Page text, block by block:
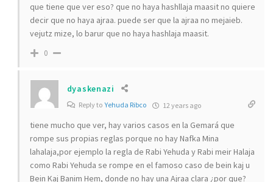
que tiene que ver eso? que no haya hashllaja maasit no quiere
decir que no haya ajraa. puede ser que la ajraa no mejaieb.
vejutz mize, lo barur que no haya hashlaja maasit.
0
dyaskenazi
Reply toYehuda Ribco 12 years ago
tiene mucho que ver, hay varios casos en la Gemará que
rompe sus propias reglas porque no hay Nafka Mina
lahalaja,por ejemplo la regla de Rabi Yehuda y Rabi meir Halaja
como Rabi Yehuda se rompe en el famoso caso de bein kaj u
Bein Kaj Banim Hem, donde no hay una Ajraa clara ¿por que?